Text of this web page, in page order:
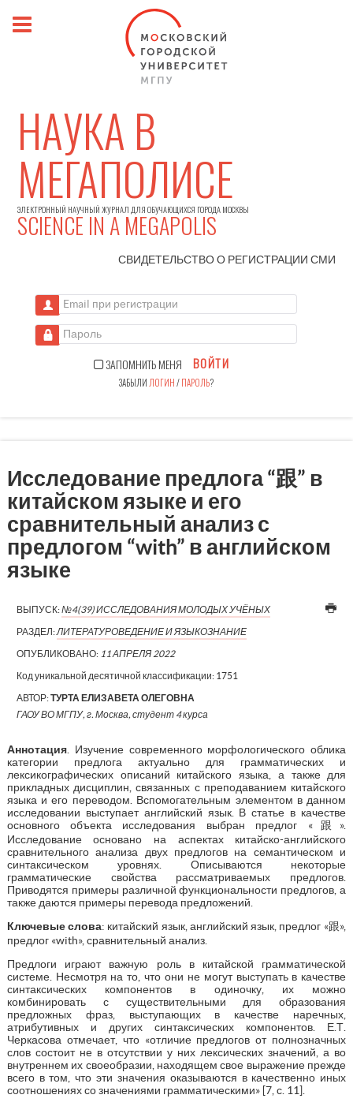
НАУКА В
МЕГАПОЛИСЕ
ЭЛЕКТРОННЫЙ НАУЧНЫЙ ЖУРНАЛ ДЛЯ ОБУЧАЮЩИХСЯ ГОРОДА МОСКВЫ
SCIENCE IN A MEGAPOLIS
СВИДЕТЕЛЬСТВО О РЕГИСТРАЦИИСМИ
Email при регистрации
Пароль
ЗАПОМНИТЬ МЕНЯ ВОЙТИ
ЗАБЫЛИ ЛОГИН/ПАРОЛЬ?
Исследование предлога “跟” в
китайском языке и его
сравнительный анализ с
предлогом “with” в английском
языке
ВЫПУСК:№4(39) ИССЛЕДОВАНИЯ МОЛОДЫХ УЧЁНЫХ
РАЗДЕЛ:ЛИТЕРАТУРОВЕДЕНИЕ И ЯЗЫКОЗНАНИЕ
ОПУБЛИКОВАНО: 11 АПРЕЛЯ 2022
Код уникальной десятичной классификации: 1751
АВТОР:ТУРТА ЕЛИЗАВЕТА ОЛЕГОВНА
ГАОУ ВО МГПУ, г. Москва, студент 4 курса
Аннотация. Изучение современного морфологического облика
категории предлога актуально для грамматических и
лексикографических описаний китайского языка, а также для
прикладных дисциплин, связанных с преподаванием китайского
языка и его переводом. Вспомогательным элементом в данном
исследовании выступает английский язык. В статье в качестве
основного объекта исследования выбран предлог «跟».
Исследование основано на аспектах китайско-английского
сравнительного анализа двух предлогов на семантическом и
синтаксическом уровнях. Описываются некоторые
грамматические свойства рассматриваемых предлогов.
Приводятся примеры различной функциональности предлогов, а
также даются примеры перевода предложений.
Ключевые слова: китайский язык, английский язык, предлог «跟»,
предлог «with», сравнительный анализ.
Предлоги играют важную роль в китайской грамматической
системе. Несмотря на то, что они не могут выступать в качестве
синтаксических компонентов в одиночку, их можно
комбинировать с существительными для образования
предложных фраз, выступающих в качестве наречных,
атрибутивных и других синтаксических компонентов. Е.Т.
Черкасова отмечает, что «отличие предлогов от полнозначных
слов состоит не в отсутствии у них лексических значений, а во
внутреннем их своеобразии, находящем свое выражение прежде
всего в том, что эти значения оказываются в качественно иных
соотношениях со значениями грамматическими» [7, с. 11].